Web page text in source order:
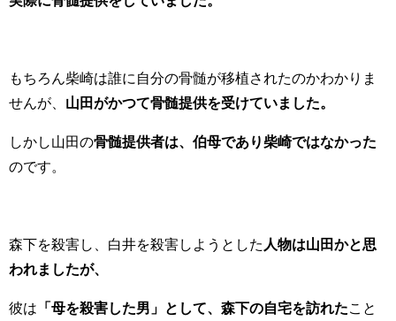
もちろん柴崎は誰に自分の骨髄が移植されたのかわかりま
せんが、 山田がかつて骨髄提供を受けていました。
しかし山田の骨髄提供者は、伯母であり柴崎ではなかった
のです。
森下を殺害し、白井を殺害しようとした 人物は山田かと思
われましたが、
彼は 「母を殺害した男」として、森下の自宅を訪れた こと